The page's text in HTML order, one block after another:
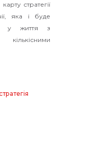
стратегії
яка і буде
у життя з